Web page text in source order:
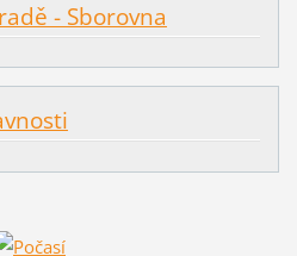
- Sborovna